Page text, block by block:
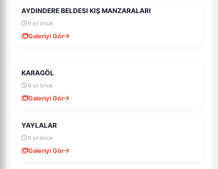
1K
AYDINDERE BELDESI KIŞ MANZARALARI
9 yıl önce
Galeriyi Gör
1K
KARAGÖL
9 yıl önce
Galeriyi Gör
970
YAYLALAR
9 yıl önce
Galeriyi Gör